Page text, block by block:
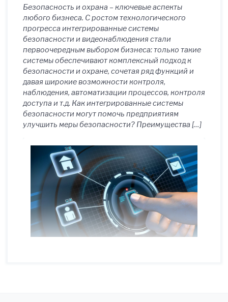
Безопасность и охрана – ключевые аспекты
любого бизнеса. С ростом технологического
прогресса интегрированные системы
безопасности и видеонаблюдения стали
первоочередным выбором бизнеса: только такие
системы обеспечивают комплексный подход к
безопасности и охране, сочетая ряд функций и
давая широкие возможности контроля,
наблюдения, автоматизации процессов, контроля
доступа и т.д. Как интегрированные системы
безопасности могут помочь предприятиям
улучшить меры безопасности? Преимущества […]